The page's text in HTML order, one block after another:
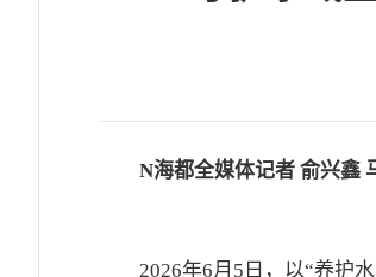
N海都全媒体记者 俞兴鑫
2026年6月5日，以“养护